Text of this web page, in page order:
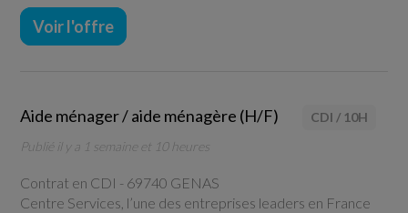
Voir l'offre
Aide ménager / aide ménagère (H/F) CDI/ 10H
Publié il y a 1 semaine et 10 heures
Contrat en CDI - 69740 GENAS
Centre Services, l’une des entreprises leaders en France